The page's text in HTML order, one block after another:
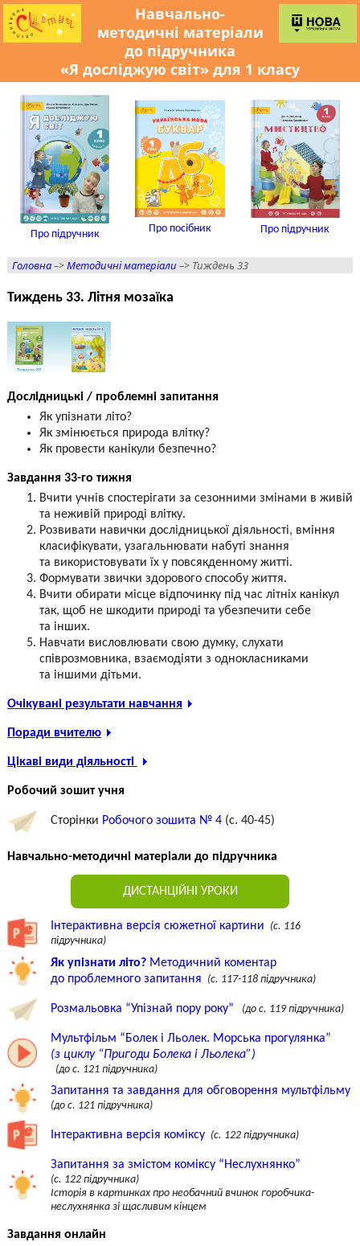
Навчально-
методичні матеріали
до підручника
«Я досліджую світ» для 1 класу
Про підручник
Про посібник Про підручник
Головна–>Методичні матеріали –> Тиждень 33
Тиждень 33. Літня мозаїка
Дослідницькі / проблемні запитання
Як упізнати літо?
Як змінюється природа влітку?
Як провести канікули безпечно?
Завдання 33-го тижня
Вчити учнів спостерігати за сезонними змінами в живій
та неживій природі влітку.
Розвивати навички дослідницької діяльності, вміння
класифікувати, узагальнювати набуті знання
та використовувати їх у повсякденному житті.
Формувати звички здорового способу життя.
Вчити обирати місце відпочинку під час літніх канікул
так, щоб не шкодити природі та убезпечити себе
та інших.
Навчати висловлювати свою думку, слухати
співрозмовника, взаємодіяти з однокласниками
та іншими дітьми.
Очікувані результати навчання
Поради вчителю
Цікаві види діяльності
Робочий зошит учня
Сторінки Робочого зошита № 4(c. 40-45)
Навчально-методичні матеріали до підручника
ДИСТАНЦІЙНІ УРОКИ
Інтерактивна версія сюжетної картини (с. 116
підручника)
Як упізнати літо?Методичний коментар
до проблемного запитання (с. 117-118 підручника)
Розмальовка “Упізнай пору року” (до с. 119 підручника)
Мультфільм “Болек і Льолек. Морська прогулянка”
(з циклу “Пригоди Болека і Льолека”)
(до с. 121 підручника)
Запитання та завдання для обговорення мультфільму
(до с. 121 підручника)
Інтерактивна версія коміксу (с. 122 підручника)
Запитання за змістом коміксу “Неслухнянко”
(с. 122 підручника)
Історія в картинках про необачний вчинок горобчика-
неслухнянка зі щасливим кінцем
Завдання онлайн